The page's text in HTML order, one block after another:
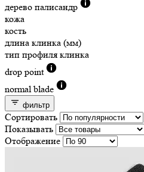
дерево палисандр
кожа
кость
длина клинка (мм)
тип профиля клинка
drop point
normal blade
фильтр
Сортировать
Показывать
Отображение